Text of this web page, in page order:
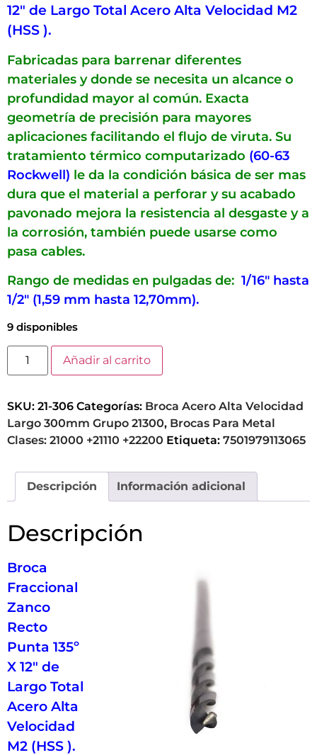
12″ de Largo Total Acero Alta Velocidad M2
(HSS ).
Fabricadas para barrenar diferentes
materiales y donde se necesita un alcance o
profundidad mayor al común. Exacta
geometría de precisión para mayores
aplicaciones facilitando el flujo de viruta. Su
tratamiento térmico computarizado (60-63
Rockwell) le da la condición básica de ser mas
dura que el material a perforar y su acabado
pavonado mejora la resistencia al desgaste y a
la corrosión, también puede usarse como
pasa cables.
Rango de medidas en pulgadas de: 1/16″ hasta
1/2″ (1,59 mm hasta 12,70mm).
9 disponibles
Añadir al carrito
SKU: 21-306 Categorías: Broca Acero Alta Velocidad
Largo 300mm Grupo 21300, Brocas Para Metal
Clases: 21000 +21110 +22200 Etiqueta: 7501979113065
Descripción Información adicional
Descripción
Broca
Fraccional
Zanco
Recto
Punta 135º
X 12″ de
Largo Total
Acero Alta
Velocidad
M2 (HSS ).